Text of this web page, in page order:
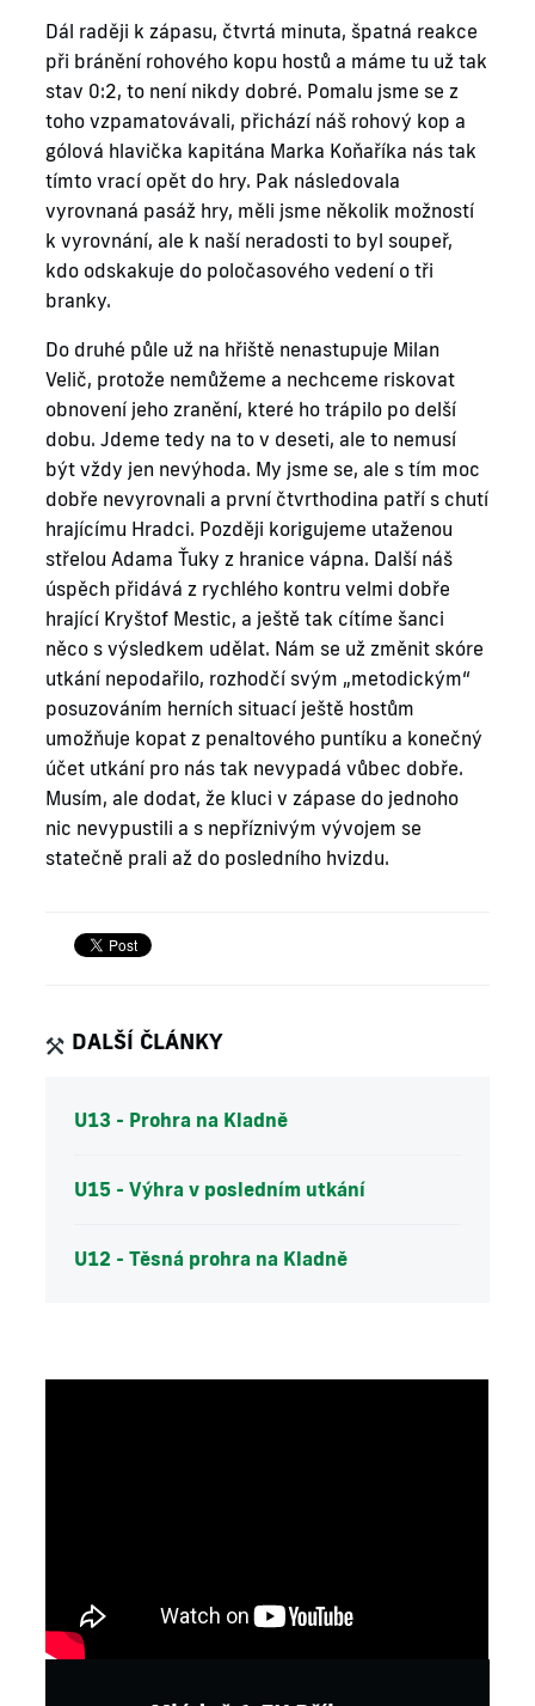
Dál raději k zápasu, čtvrtá minuta, špatná reakce
při bránění rohového kopu hostů a máme tu už tak
stav 0:2, to není nikdy dobré. Pomalu jsme se z
toho vzpamatovávali, přichází náš rohový kop a
gólová hlavička kapitána Marka Koňaříka nás tak
tímto vrací opět do hry. Pak následovala
vyrovnaná pasáž hry, měli jsme několik možností
k vyrovnání, ale k naší neradosti to byl soupeř,
kdo odskakuje do poločasového vedení o tři
branky.
Do druhé půle už na hřiště nenastupuje Milan
Velič, protože nemůžeme a nechceme riskovat
obnovení jeho zranění, které ho trápilo po delší
dobu. Jdeme tedy na to v deseti, ale to nemusí
být vždy jen nevýhoda. My jsme se, ale s tím moc
dobře nevyrovnali a první čtvrthodina patří s chutí
hrajícímu Hradci. Později korigujeme utaženou
střelou Adama Ťuky z hranice vápna. Další náš
úspěch přidává z rychlého kontru velmi dobře
hrající Kryštof Mestic, a ještě tak cítíme šanci
něco s výsledkem udělat. Nám se už změnit skóre
utkání nepodařilo, rozhodčí svým „metodickým“
posuzováním herních situací ještě hostům
umožňuje kopat z penaltového puntíku a konečný
účet utkání pro nás tak nevypadá vůbec dobře.
Musím, ale dodat, že kluci v zápase do jednoho
nic nevypustili a s nepříznivým vývojem se
statečně prali až do posledního hvizdu.
DALŠÍ ČLÁNKY
U13 - Prohra na Kladně
U15 - Výhra v posledním utkání
U12 - Těsná prohra na Kladně